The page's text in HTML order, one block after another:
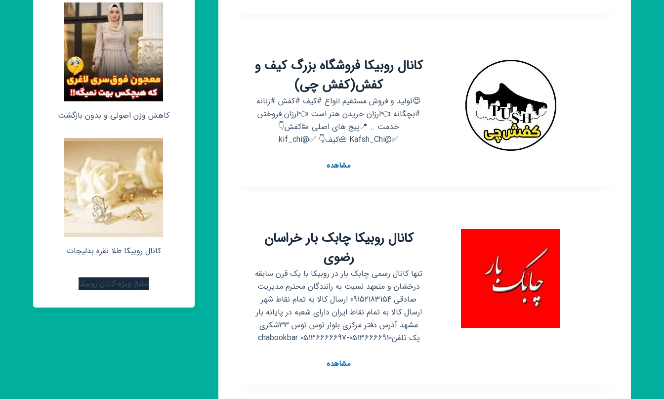
کانال روبیکا فروشگاه بزرگ کیف و
کفش(کفش چی)
😍تولید و فروش مستقیم انواع #کیف #کفش #زنانه
#بچگانه 👈ارزان خریدن هنر است 👈ارزان فروختن
خدمت .. 📍پیج های اصلی 👟کفش👇
✅@Kafsh_Chi 👜کیف👇 ✅@kif_chi
مشاهدهکانال
کفش(کفش
چی)
کانال روبیکا چابک بار خراسان
رضوی
تنها کانال رسمی چابک بار در روبیکا با یک قرن سابقه
درخشان و متعهد نسبت به رانندگان محترم مدیریت
صادقی 09152183154 ارسال کالا به تمام نقاط شهر
ارسال کالا به تمام نقاط ایران دارای شعبه در پایانه بار
مشهد آدرس دفتر مرکزی بلوار توس توس 33شکری
یک تلفن05136666910-05136666697 chabookbar
مشاهدهکانال
کاهش وزن اصولی و بدون بازگشت
کانال روبیکا طلا نقره بدلیجات
تبلیغ ویژه کانال روبیکا